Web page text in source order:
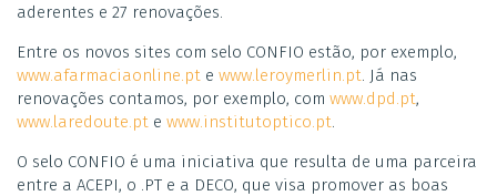
aderentes e 27 renovações.
Entre os novos sites com selo CONFIO estão, por exemplo,
www.afarmaciaonline.pt e www.leroymerlin.pt. Já nas
renovações contamos, por exemplo, com www.dpd.pt,
www.laredoute.pt e www.institutoptico.pt.
O selo CONFIO é uma iniciativa que resulta de uma parceira
entre a ACEPI, o .PT e a DECO, que visa promover as boas